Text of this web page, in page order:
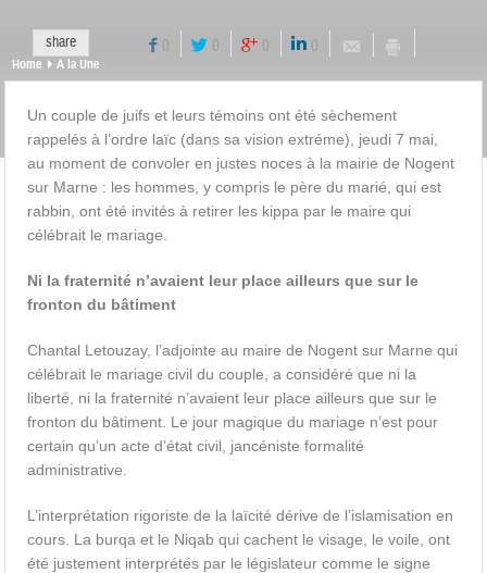
share 0 0 0 0
Home A la Une
Un couple de juifs et leurs témoins ont été sèchement
rappelés à l’ordre laïc (dans sa vision extréme), jeudi 7 mai,
au moment de convoler en justes noces à la mairie de Nogent
sur Marne : les hommes, y compris le père du marié, qui est
rabbin, ont été invités à retirer les kippa par le maire qui
célébrait le mariage.
Ni la fraternité n’avaient leur place ailleurs que sur le
fronton du bâtiment
Chantal Letouzay, l’adjointe au maire de Nogent sur Marne qui
célébrait le mariage civil du couple, a considéré que ni la
liberté, ni la fraternité n’avaient leur place ailleurs que sur le
fronton du bâtiment. Le jour magique du mariage n’est pour
certain qu’un acte d’état civil, jancéniste formalité
administrative.
L’interprétation rigoriste de la laïcité dérive de l’islamisation en
cours. La burqa et le Niqab qui cachent le visage, le voile, ont
été justement interprétés par le législateur comme le signe